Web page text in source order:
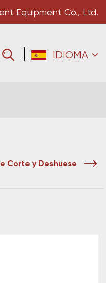
Equipment Co., Ltd.
IDIOMA
Corte y Deshuese